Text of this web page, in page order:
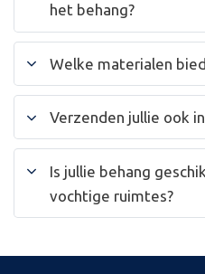
het behang?
Welke materialen
Verzenden jullie ook
Is jullie behang
vochtige ruimtes?